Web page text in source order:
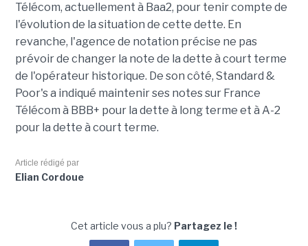
Télécom, actuellement à Baa2, pour tenir compte de
l'évolution de la situation de cette dette. En
revanche, l'agence de notation précise ne pas
prévoir de changer la note de la dette à court terme
de l'opérateur historique. De son côté, Standard &
Poor's a indiqué maintenir ses notes sur France
Télécom à BBB+ pour la dette à long terme et à A-2
pour la dette à court terme.
Article rédigé par
Elian Cordoue
Cet article vous a plu? Partagez le !